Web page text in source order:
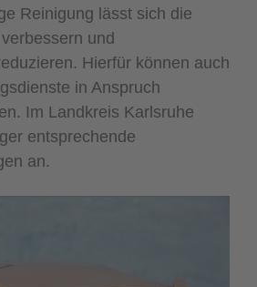
Reinigung lässt sich die
und
Hierfür können auch
in Anspruch
Im Landkreis Karlsruhe
entsprechende
an.